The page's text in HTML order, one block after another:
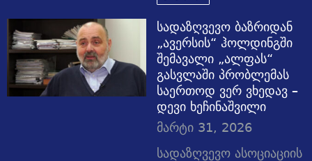
სადაზღვევო ბაზრიდან
„ავერსის“ ჰოლდინგში
შემავალი „ალფას“
გასვლაში პრობლემას
საერთოდ ვერ ვხედავ –
დევი ხეჩინაშვილი
მარტი 31, 2026
სადაზღვევო ასოციაციის